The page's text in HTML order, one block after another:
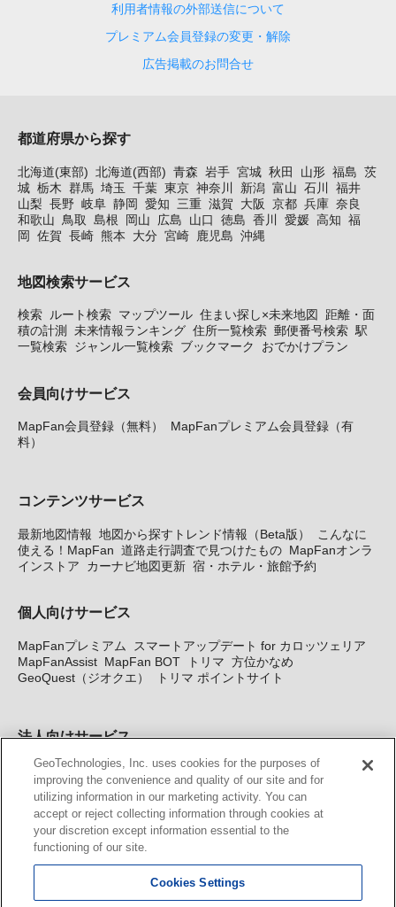
利用者情報の外部送信について
プレミアム会員登録の変更・解除
広告掲載のお問合せ
都道府県から探す
北海道(東部) 北海道(西部) 青森 岩手 宮城 秋田 山形 福島 茨
城 栃木 群馬 埼玉 千葉 東京 神奈川 新潟 富山 石川
福井
山梨 長野 岐阜 静岡 愛知 三重 滋賀 大阪 京都 兵庫 奈良
和歌山
鳥取 島根 岡山 広島 山口 徳島 香川 愛媛 高知 福
岡 佐賀 長崎 熊本 大分 宮崎 鹿児島 沖縄
地図検索サービス
検索 ルート検索 マップツール 住まい探し×未来地図
距離・面
積の計測
未来情報ランキング 住所一覧検索 郵便番号検索 駅
一覧検索 ジャンル一覧検索 ブックマーク おでかけプラン
会員向けサービス
MapFan会員登録（無料）
MapFanプレミアム会員登録（有
料）
コンテンツサービス
最新地図情報 地図から探すトレンド情報（Beta版）
こんなに
使える！MapFan 道路走行調査で見つけたもの MapFanオンラ
インストア
カーナビ地図更新 宿・ホテル・旅館予約
個人向けサービス
MapFanプレミアム
スマートアップデート for カロッツェリア
MapFanAssist MapFan BOT トリマ 方位かなめ
GeoQuest（ジオクエ）
トリマ ポイントサイト
法人向けサービス
法人向け地図・位置情報サービス WEBサイト・システム向け地
図API Windows PC向け地図開発キット MapFan DB 住所確認
サービス
MAP WORLD+ トリマ広告 Geo-Research
カーナビ地図更新サービス
MapFan スマートメンバーズ
GeoTechnologies, Inc. uses cookies for the purposes of
improving the convenience and quality of our site and for
utilizing information in our marketing activity. You can
accept or reject collecting information through cookies at
your discretion except information essential to the
functioning of our site.
Cookies Settings